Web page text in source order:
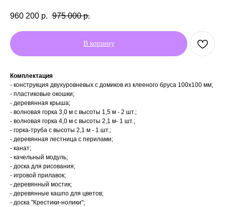
960 200 р. 975 000 р.
В корзину
Комплектация
- конструкция двухуровневых с домиков из клееного бруса 100х100 мм;
- пластиковые окошки;
- деревянная крыша;
- волновая горка 3,0 м c высоты 1,5 м - 2 шт.;
- волновая горка 4,0 м c высоты 2,1 м- 1 шт.;
- горка-труба с высоты 2,1 м - 1 шт.;
- деревянная лестница с перилами;
- канат;
- качельный модуль;
- доска для рисования;
- игровой прилавок;
- деревянный мостик;
- деревянные кашпо для цветов;
- доска "Крестики-нолики";